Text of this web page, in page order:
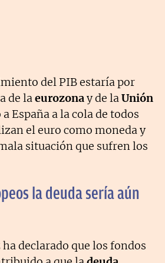
del PIB estaría por
de laeurozonay de laUnión
España a la cola de todos
el euro como moneda y
situación que sufren los
la deuda sería aún
declarado que los fondos